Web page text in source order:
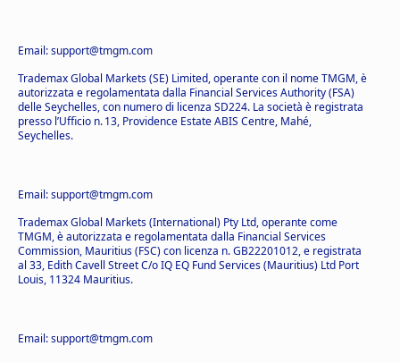
Email: support@tmgm.com
Trademax Global Markets (SE) Limited, operante con il nome TMGM, è
autorizzata e regolamentata dalla Financial Services Authority (FSA)
delle Seychelles, con numero di licenza SD224. La società è registrata
presso l’Ufficio n. 13, Providence Estate ABIS Centre, Mahé,
Seychelles.
Email: support@tmgm.com
Trademax Global Markets (International) Pty Ltd, operante come
TMGM, è autorizzata e regolamentata dalla Financial Services
Commission, Mauritius (FSC) con licenza n. GB22201012, e registrata
al 33, Edith Cavell Street C/o IQ EQ Fund Services (Mauritius) Ltd Port
Louis, 11324 Mauritius.
Email: support@tmgm.com